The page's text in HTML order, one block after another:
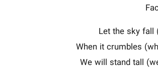
Let the sky fall
When it crumbles
We will stand tall